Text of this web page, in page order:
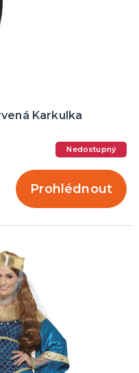
Karkulka
Nedostupný
Prohlédnout